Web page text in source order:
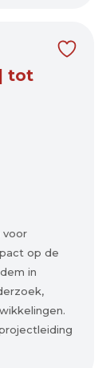
tot
voor
op de
in